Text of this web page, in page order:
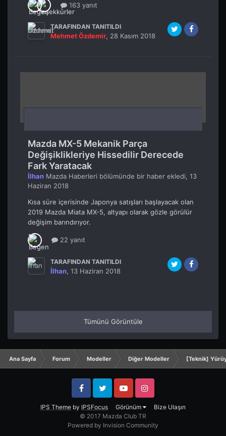
163 yanıt
TARAFINDAN TANITILDI
Mehmet Özdemir, 28 Kasım 2018
Mazda MX-5 Mekanik Parça
Değişiklikleriye Hissedilir Derecede
Fark Yaratacak
İlhan Mazda Haberleri bölümünde bir haber ekledi, 13
Haziran 2018
Kısa süre içerisinde Japonya satışları başlayacak olan
2019 Mazda Miata MX-5, altyapı olarak gözle görülür
değişim barındırıyor.
22 yanıt
TARAFINDAN TANITILDI
İlhan, 13 Haziran 2018
Tümünü Görüntüle
Ana Sayfa Forum Modeller Diğer Modeller [Teknik]
IPS Theme by IPSFocus Görünüm Bize Ulaşın
FacebookTwitter YouTube Instagram
© 2017 Mazda Club TR
Powered by Invision Community